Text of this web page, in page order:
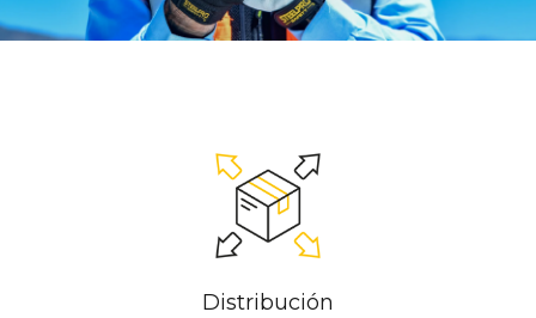
Distribución